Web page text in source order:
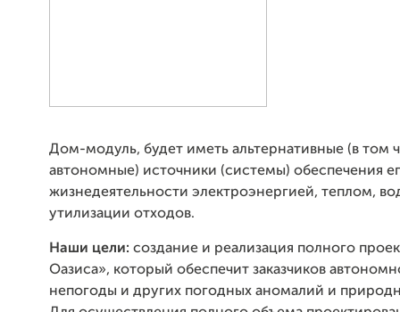
Дом-модуль, будет иметь альтернативные (в том
автономные) источники (системы) обеспечения
жизнедеятельности электроэнергией, теплом,
утилизации отходов.
Наши цели: создание и реализация полного
Оазиса», который обеспечит заказчиков
непогоды и других погодных аномалий и